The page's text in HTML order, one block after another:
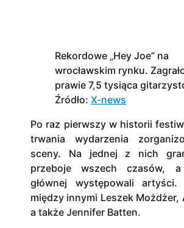
Rekordowe „Hey Joe” na
wrocławskim rynku.
prawie 7,5 tysiąca
Źródło: X-news
Po raz pierwszy w historii
trwania wydarzenia
sceny. Na jednej z nich
przeboje wszech czasów,
głównej występowali
między innymi Leszek Możdżer,
a także Jennifer Batten.